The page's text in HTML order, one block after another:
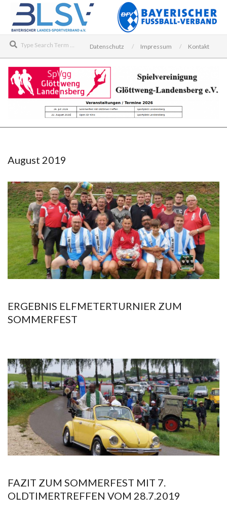
content
Datenschutz
Impressum Kontakt
SPIELVEREINIGUNG
LANDENSBERG
E.V.
MenuAugust 2019
ERGEBNIS ELFMETERTURNIER ZUM
SOMMERFEST
04
FAZIT ZUM SOMMERFEST MIT 7.
OLDTIMERTREFFEN VOM 28.7.2019